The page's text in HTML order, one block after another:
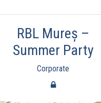
RBL Mureș –
Summer Party
Corporate